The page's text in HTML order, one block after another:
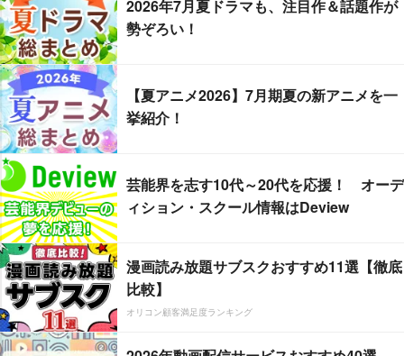
2026年7月夏ドラマも、注目作＆話題作が
勢ぞろい！
【夏アニメ2026】7月期夏の新アニメを一
挙紹介！
芸能界を志す10代～20代を応援！ オーデ
ィション・スクール情報はDeview
漫画読み放題サブスクおすすめ11選【徹底
比較】
オリコン顧客満足度ランキング